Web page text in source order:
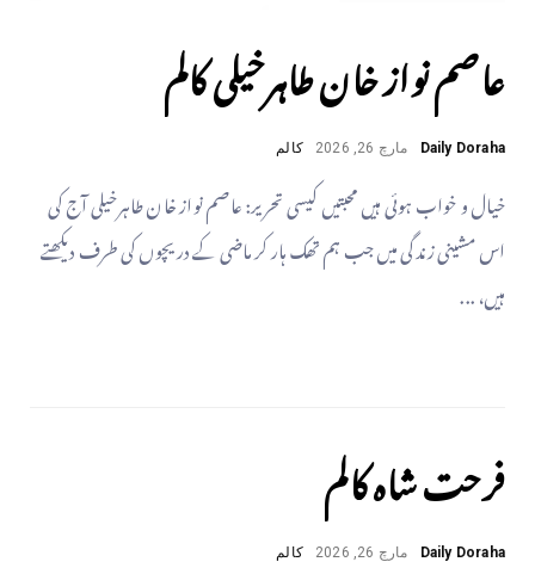
عاصم نواز خان طاہرخیلی کالم
Daily Doraha مارچ 26, 2026 کالم
خیال و خواب ہوئی ہیں محبتیں کیسی تحریر: عاصم نواز خان طاہرخیلی ​آج کی
اس مشینی زندگی میں جب ہم تھک ہار کر ماضی کے دریچوں کی طرف دیکھتے
ہیں، ...
فرحت شاہ کالم
Daily Doraha مارچ 26, 2026 کالم